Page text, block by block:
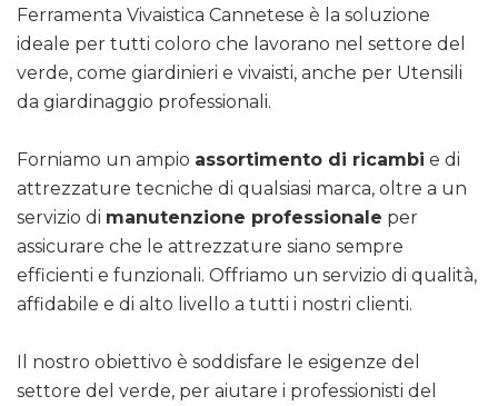
Ferramenta Vivaistica Cannetese è la soluzione
ideale per tutti coloro che lavorano nel settore del
verde, come giardinieri e vivaisti, anche per Utensili
da giardinaggio professionali.
Forniamo un ampio assortimento di ricambi e di
attrezzature tecniche di qualsiasi marca, oltre a un
servizio di manutenzione professionale per
assicurare che le attrezzature siano sempre
efficienti e funzionali. Offriamo un servizio di qualità,
affidabile e di alto livello a tutti i nostri clienti.
Il nostro obiettivo è soddisfare le esigenze del
settore del verde, per aiutare i professionisti del